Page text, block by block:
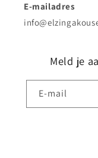
E-mailadres
Meld je
E‑mail